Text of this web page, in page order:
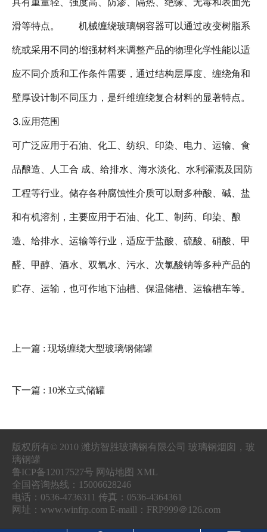
具有重量轻、强度高、防渗、隔热、绝缘、无毒和表面光
滑等特点。 机械缠绕玻璃钢容器可以通过改变树脂系
统或采用不同的增强材料来调整产品的物理化学性能以适
应不同介质和工作条件需要，通过结构层厚度、缠绕角和
壁厚设计制不同压力，是纤维缠绕复合材料的显著特点。
⒊应用范围
可广泛应用于石油、化工、纺织、印染、电力、运输、食
品酿造、人工合 成、给排水、海水淡化、水利灌溉及国防
工程等行业。储存各种腐蚀性介质可以耐多种酸、碱、盐
和有机溶剂，主要应用于石油、化工、制药、印染、酿
造、给排水、运输等行业，适应于盐酸、硫酸、硝酸、甲
醛、甲醇、酒水、双氧水、污水、次氯酸钠等多种产品的
贮存、运输，也可作地下油槽、保温储槽、运输槽车等。
上一篇 : 现场缠绕大型玻璃钢储罐
下一篇 : 10米立式储罐
版权所有© 2010 潍坊智胜玻璃钢有限公司 玻璃钢烟囱，玻
璃钢罐
鲁ICP备12017527号 网站地图 XML
全国咨询热线：15006628246
电话：0536-4736311 传真：0536-4364361
网址：www.winfrp.com E-maill：FRP999＠126.com